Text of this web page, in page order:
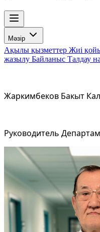
Мәзір
Ақылы қызметтер Жиі
жазылу Байланыс Талдау
Жаркимбеков Бакыт
Руководитель